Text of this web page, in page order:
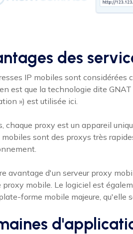
des
IP mobiles sont
est que la technologie dite
») est utilisée ici.
chaque proxy est un appareil
sont des proxys très
avantage d'un serveur proxy
proxy mobile. Le logiciel est
forme mobile majeure, qu'elle